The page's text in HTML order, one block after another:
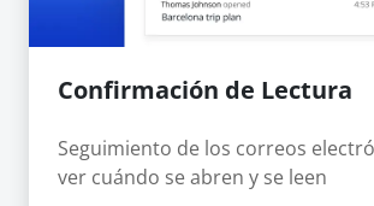
Confirmación de Lectura
Seguimiento de los correos
ver cuándo se abren y se leen